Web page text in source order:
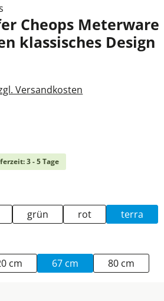
Cheops Meterware
klassisches Design
Versandkosten
von 5 von 5 Sternen
3 - 5 Tage
grün rot terra
cm 67 cm 80 cm